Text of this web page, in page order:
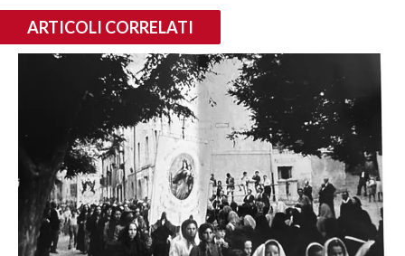
ARTICOLI CORRELATI